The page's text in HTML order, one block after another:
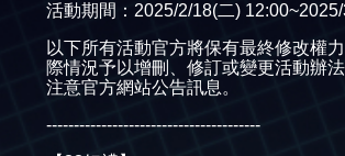
活動期間：2025/2/18(二)
以下所有活動官方將保有最終修改權
際情況予以增刪、修訂或變更活動辦
注意官方網站公告訊息。
---------------------------------------